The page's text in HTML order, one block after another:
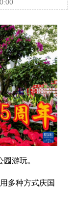
游玩。
多种方式庆国